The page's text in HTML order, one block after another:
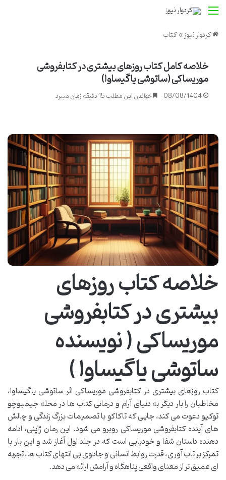
منو
کردوار نیوز»کتاب
خلاصه کامل کتاب روزهای بیشتری در کتابفروشی
موریساکی (ساتوشی یاگیساوا)
08/08/1404 خواندن این مطلب 15 دقیقه زمان میبرد
خلاصه کتاب روزهای
بیشتری در کتابفروشی
موریساکی ( نویسنده
ساتوشی یاگیساوا )
کتاب روزهای بیشتری در کتابفروشی موریساکی اثر ساتوشی یاگیساوا،
مخاطبان را بار دیگر به دنیای آرام و درمانی کتاب ها در محله جیمبوچو
توکیو دعوت می کند، جایی که تاکاکو با تصمیمات بزرگ زندگی و چالش
های آینده کتابفروشی موریساکی روبرو می شود. این رمان ژاپنی، ادامه
دهنده داستان شفا و خودیابی است که در جلد اول آغاز شد و این بار با
تمرکز بر تاب آوری، قدرت روابط انسانی و جادوی بی انتهای کتاب ها، تجربه
ای عمیق تر از معنای واقعی پناهگاه و آرامش ارائه می دهد.